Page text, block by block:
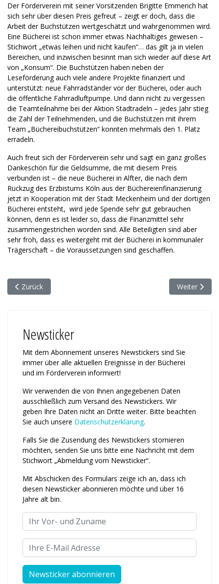
Der Förderverein mit seiner Vorsitzenden Brigitte Emmerich hat
sich sehr über diesen Preis gefreut – zeigt er doch, dass die
Arbeit der Buchstützen wertgeschätzt und wahrgenommen wird.
Eine Bücherei ist schon immer etwas Nachhaltiges gewesen –
Stichwort „etwas leihen und nicht kaufen“… das gilt ja in vielen
Bereichen, und inzwischen besinnt man sich wieder auf diese Art
von „Konsum“. Die Buchstützen haben neben der
Leseförderung auch viele andere Projekte finanziert und
unterstützt: neue Fahrradständer vor der Bücherei, oder auch
die öffentliche Fahrradluftpumpe. Und dann nicht zu vergessen
die Teamteilnahme bei der Aktion Stadtradeln – jedes Jahr stieg
die Zahl der Teilnehmenden, und die Buchstützen mit ihrem
Team „Büchereibuchstützen“ konnten mehrmals den 1. Platz
erradeln.
Auch freut sich der Förderverein sehr und sagt ein ganz großes
Dankeschön für die Geldsumme, die mit diesem Preis
verbunden ist – die neue Bücherei in Alfter, die nach dem
Rückzug des Erzbistums Köln aus der Büchereienfinanzierung
jetzt in Kooperation mit der Stadt Meckenheim und der dortigen
Bücherei entsteht, wird jede Spende sehr gut gebrauchen
können, denn es ist leider so, dass die Finanzmittel sehr
zusammengestrichen worden sind. Alle Beteiligten sind aber
sehr froh, dass es weitergeht mit der Bücherei in kommunaler
Trägerschaft – die Voraussetzungen sind geschaffen.
Vorheriger Beitrag: Erfolgreich in das neue Jahr gestartet!
Zurück Nächster
Weiter
Newsticker
Mit dem Abonnement unseres News­tickers sind Sie
immer über alle ak­tu­ellen Ereignisse in der Bücherei
und im Förderverein informiert!
Wir verwenden die von Ihnen an­ge­ge­benen Daten
ausschließlich zum Ver­sand des Newstickers. Wir
geben Ihre Daten nicht an Dritte weiter. Bitte beachten
Sie auch unsere Daten­schutz­erklärung.
Falls Sie die Zusendung des News­tickers stornieren
möchten, senden Sie uns bitte eine Nachricht mit dem
Stichwort „Abmeldung vom News­ticker“.
Mit Abschicken des Formulars zeige ich an, dass ich
diesen Newsticker abonnieren möchte und über 16
Jahre alt bin.
Ihr Vor- und Zuname
Ihre E-Mail Adresse